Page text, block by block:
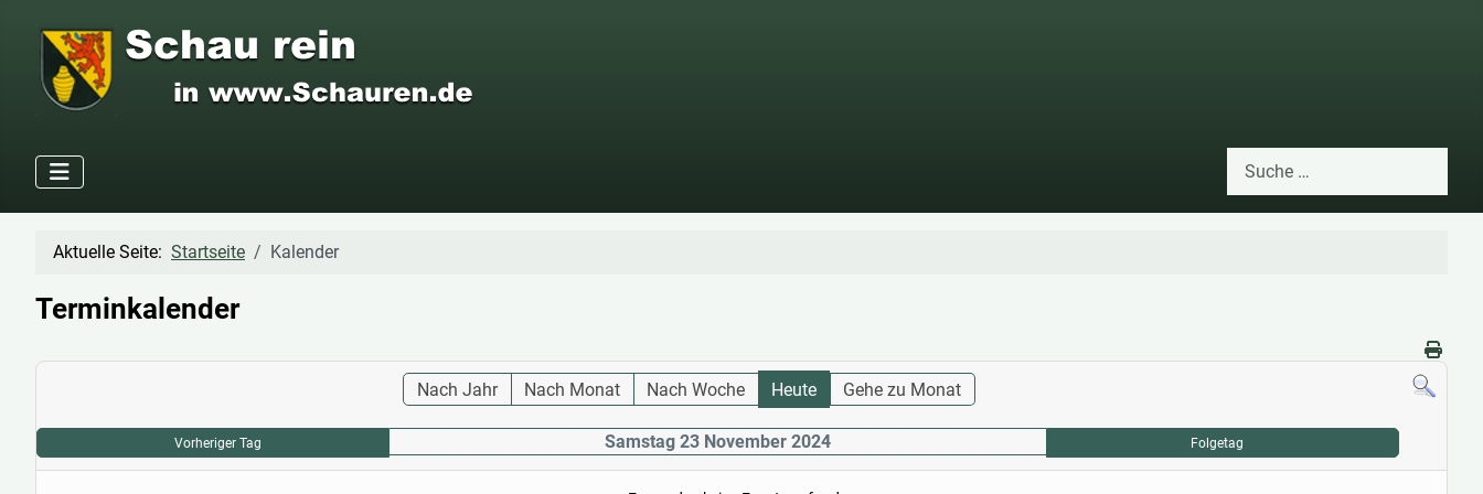
Suchen
Aktuelle Seite: Startseite Kalender
Terminkalender
Nach Jahr Nach Monat Nach Woche Heute Gehe zu Monat
Vorheriger Tag Samstag 23 November 2024 Folgetag